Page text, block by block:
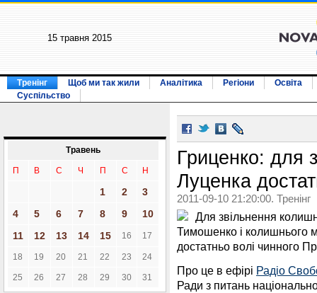
15 травня 2015
Тренінг Щоб ми так жили Аналітика Регіони
Освіта
Суспільство
Травень
П В С Ч П С Н
1 2
3
4
5 6 7 8 9
10
11
12 13 14 15 16 17
18 19 20 21 22 23 24
25 26 27 28 29 30 31
Гриценко: для
Луценка
2011-09-10 21:20:00. Тренінг
Для звільнення
Тимошенко і колишнього
достатньо волі чинного
Про це в ефірі Радіо
Ради з питань